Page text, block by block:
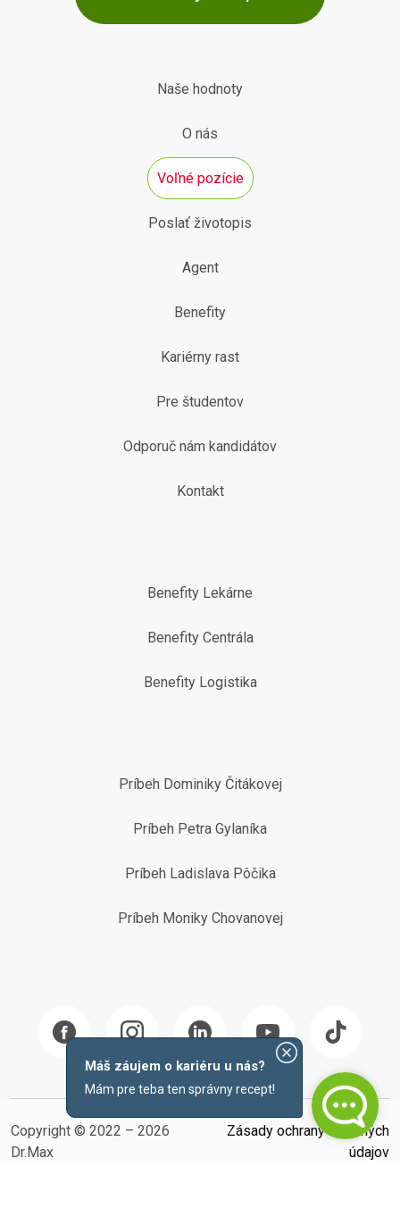
Naše hodnoty
O nás
Voľné pozície
Poslať životopis
Agent
Benefity
Kariérny rast
Pre študentov
Odporuč nám kandidátov
Kontakt
Benefity Lekárne
Benefity Centrála
Benefity Logistika
Príbeh Dominiky Čitákovej
Príbeh Petra Gylaníka
Príbeh Ladislava Pôčika
Príbeh Moniky Chovanovej
Copyright © 2022 – 2026
Dr.Max
Zásady ochrany osobných
údajov
Máš záujem o kariéru u nás?
Mám pre teba ten správny recept!